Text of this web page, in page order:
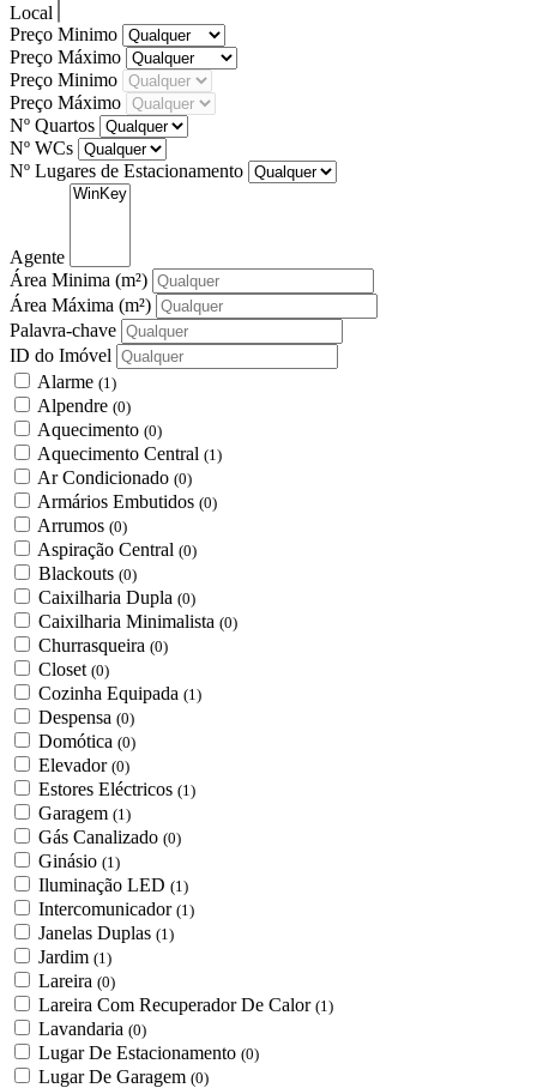
Local
Preço Minimo
Preço Máximo
Preço Minimo
Preço Máximo
Nº Quartos
Nº WCs
Nº Lugares de Estacionamento
Agente
Área Minima (m²)
Área Máxima (m²)
Palavra-chave
ID do Imóvel
Alarme (1)
Alpendre (0)
Aquecimento (0)
Aquecimento Central (1)
Ar Condicionado (0)
Armários Embutidos (0)
Arrumos (0)
Aspiração Central (0)
Blackouts (0)
Caixilharia Dupla (0)
Caixilharia Minimalista (0)
Churrasqueira (0)
Closet (0)
Cozinha Equipada (1)
Despensa (0)
Domótica (0)
Elevador (0)
Estores Eléctricos (1)
Garagem (1)
Gás Canalizado (0)
Ginásio (1)
Iluminação LED (1)
Intercomunicador (1)
Janelas Duplas (1)
Jardim (1)
Lareira (0)
Lareira Com Recuperador De Calor (1)
Lavandaria (0)
Lugar De Estacionamento (0)
Lugar De Garagem (0)